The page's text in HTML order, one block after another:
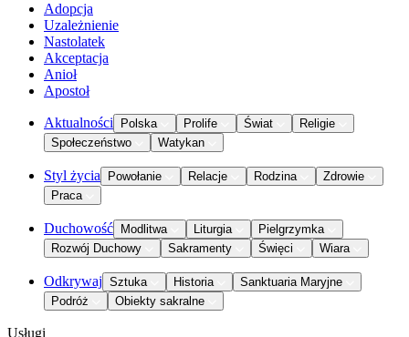
Adopcja
Uzależnienie
Nastolatek
Akceptacja
Anioł
Apostoł
Aktualności Polska Prolife Świat
Religie
Społeczeństwo
Watykan
Styl życia Powołanie Relacje Rodzina
Zdrowie
Praca
Duchowość Modlitwa Liturgia
Pielgrzymka
Rozwój Duchowy
Sakramenty Święci Wiara
Odkrywaj Sztuka Historia
Sanktuaria Maryjne
Podróż
Obiekty sakralne
Usługi